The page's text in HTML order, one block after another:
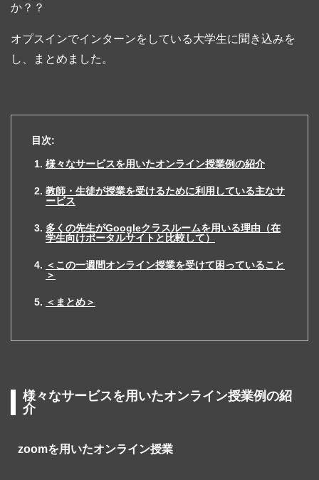
か？？
オプスインでインターンをしている大学生に聞き込みを
し、まとめました。
目次:
様々なサービスを用いたオンライン授業例の紹介
教師・生徒が授業を受けるために利用している主なサ
ービス
多くの先生がGoogleクラスルームを用いる理由（在
学生向けポータルサイトと比較して）
＜この一週間オンライン授業を受けて困っていること
＞
＜まとめ＞
様々なサービスを用いたオンライン授業例の紹
介
zoomを用いたオンライン授業